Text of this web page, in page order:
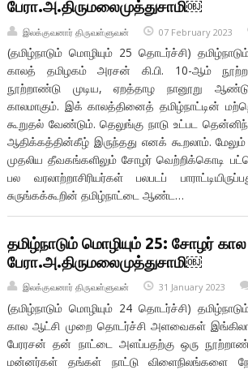
பேரா.அ.திருமலைமுத்துசாமி￼
இலக்குவனார் திருவள்ளுவன் 07 February 2023
(தமிழ்நாடும் மொழியும் 25 தொடர்ச்சி)
காலத் தமிழகம் அரசன் கி.பி. 10-ஆம்
நூற்றாண்டு முடிய, ஏறத்தாழ நானூறு
காலமாகும். இக் காலத்தினைத் தமிழ்நாட்டின்
கூறுதல் வேண்டும். தெலுங்கு நாடு உட்பட
ஆதிக்கத்தின்கீழ் இருந்தது எனக் கூறலாம். மேலும்
முதலிய தீவகங்களிலும் சோழர் வெற்றிக்கொடி
பல வரலாற்றாசிரியர்கள் பலபடப்
சுருங்கக்கூறின் தமிழ்நாட்டை ஆண்ட…
தமிழ்நாடும் மொழியும் 25: சோழர்
பேரா.அ.திருமலைமுத்துசாமி￼
இலக்குவனார் திருவள்ளுவன் 31 January 2023
(தமிழ்நாடும் மொழியும் 24 தொடர்ச்சி)
கால ஆட்சி முறை தொடர்ச்சி அளவைகள்
பேரரசன் தன் நாட்டை அளப்பதற்கு ஒரு
மன்னர்கள் தங்கள் நாட்டு விளைநிலங்களை